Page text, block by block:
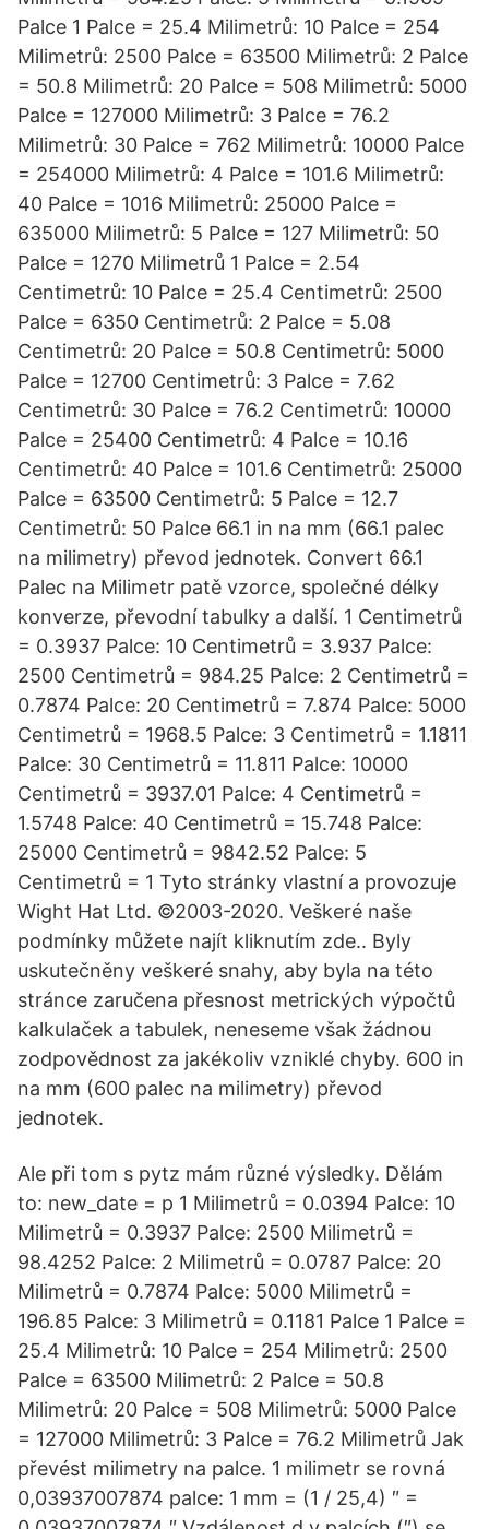
Palce 1 Palce = 25.4 Milimetrů: 10 Palce = 254
Milimetrů: 2500 Palce = 63500 Milimetrů: 2 Palce
= 50.8 Milimetrů: 20 Palce = 508 Milimetrů: 5000
Palce = 127000 Milimetrů: 3 Palce = 76.2
Milimetrů: 30 Palce = 762 Milimetrů: 10000 Palce
= 254000 Milimetrů: 4 Palce = 101.6 Milimetrů:
40 Palce = 1016 Milimetrů: 25000 Palce =
635000 Milimetrů: 5 Palce = 127 Milimetrů: 50
Palce = 1270 Milimetrů 1 Palce = 2.54
Centimetrů: 10 Palce = 25.4 Centimetrů: 2500
Palce = 6350 Centimetrů: 2 Palce = 5.08
Centimetrů: 20 Palce = 50.8 Centimetrů: 5000
Palce = 12700 Centimetrů: 3 Palce = 7.62
Centimetrů: 30 Palce = 76.2 Centimetrů: 10000
Palce = 25400 Centimetrů: 4 Palce = 10.16
Centimetrů: 40 Palce = 101.6 Centimetrů: 25000
Palce = 63500 Centimetrů: 5 Palce = 12.7
Centimetrů: 50 Palce 66.1 in na mm (66.1 palec
na milimetry) převod jednotek. Convert 66.1
Palec na Milimetr patě vzorce, společné délky
konverze, převodní tabulky a další. 1 Centimetrů
= 0.3937 Palce: 10 Centimetrů = 3.937 Palce:
2500 Centimetrů = 984.25 Palce: 2 Centimetrů =
0.7874 Palce: 20 Centimetrů = 7.874 Palce: 5000
Centimetrů = 1968.5 Palce: 3 Centimetrů = 1.1811
Palce: 30 Centimetrů = 11.811 Palce: 10000
Centimetrů = 3937.01 Palce: 4 Centimetrů =
1.5748 Palce: 40 Centimetrů = 15.748 Palce:
25000 Centimetrů = 9842.52 Palce: 5
Centimetrů = 1 Tyto stránky vlastní a provozuje
Wight Hat Ltd. ©2003-2020. Veškeré naše
podmínky můžete najít kliknutím zde.. Byly
uskutečněny veškeré snahy, aby byla na této
stránce zaručena přesnost metrických výpočtů
kalkulaček a tabulek, neneseme však žádnou
zodpovědnost za jakékoliv vzniklé chyby. 600 in
na mm (600 palec na milimetry) převod
jednotek.
Ale při tom s pytz mám různé výsledky. Dělám
to: new_date = p 1 Milimetrů = 0.0394 Palce: 10
Milimetrů = 0.3937 Palce: 2500 Milimetrů =
98.4252 Palce: 2 Milimetrů = 0.0787 Palce: 20
Milimetrů = 0.7874 Palce: 5000 Milimetrů =
196.85 Palce: 3 Milimetrů = 0.1181 Palce 1 Palce =
25.4 Milimetrů: 10 Palce = 254 Milimetrů: 2500
Palce = 63500 Milimetrů: 2 Palce = 50.8
Milimetrů: 20 Palce = 508 Milimetrů: 5000 Palce
= 127000 Milimetrů: 3 Palce = 76.2 Milimetrů Jak
převést milimetry na palce. 1 milimetr se rovná
0,03937007874 palce: 1 mm = (1 / 25,4) ″ =